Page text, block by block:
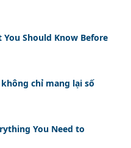
Should Know Before
chỉ mang lại số
You Need to